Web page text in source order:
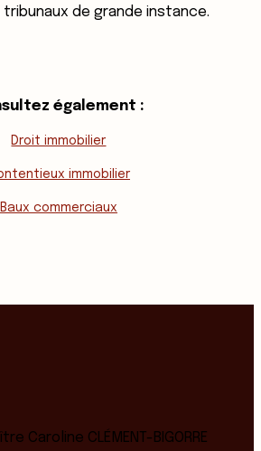
de grande instance.
également :
Droit immobilier
immobilier
Baux commerciaux
Caroline CLÉMENT-BIGORRE